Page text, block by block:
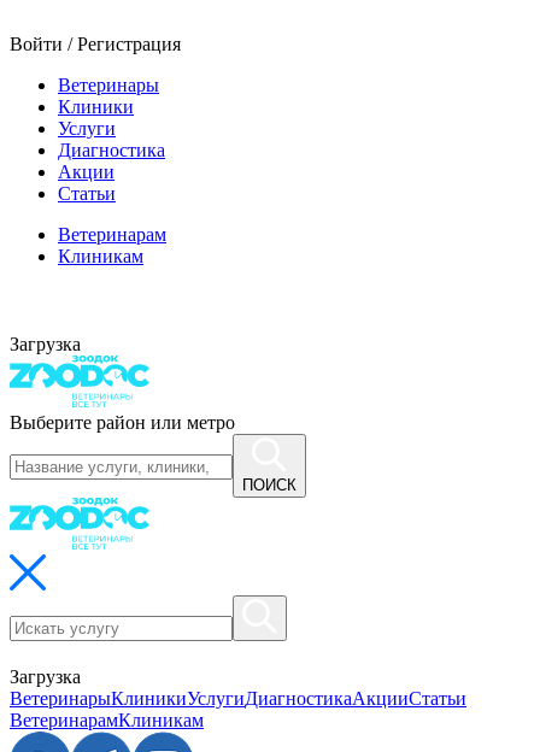
Войти / Регистрация
Ветеринары
Клиники
Услуги
Диагностика
Акции
Статьи
Ветеринарам
Клиникам
Загрузка
Выберите район или метро
ПОИСК
Загрузка
ВетеринарыКлиникиУслугиДиагностикаАкцииСтатьи
ВетеринарамКлиникам